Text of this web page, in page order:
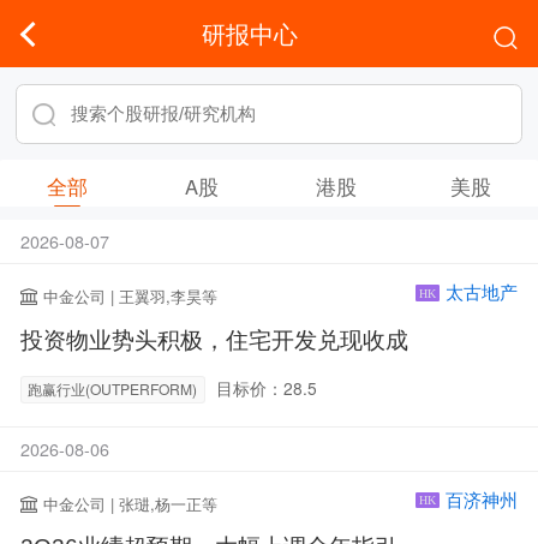
研报中心
全部 A股 港股 美股
2026-08-07
中金公司 | 王翼羽,李昊等 HK 太古地产
投资物业势头积极，住宅开发兑现收成
跑赢行业(OUTPERFORM) 目标价：28.5
2026-08-06
中金公司 | 张琎,杨一正等 HK 百济神州